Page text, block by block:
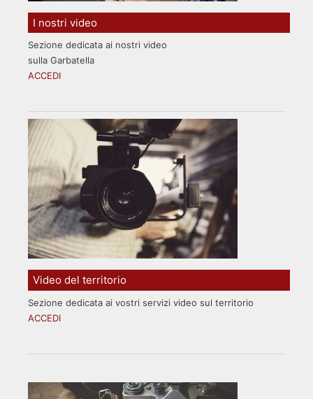
I nostri video
Sezione dedicata ai nostri video
sulla Garbatella
ACCEDI
Video del territorio
Sezione dedicata ai vostri servizi video sul territorio
ACCEDI